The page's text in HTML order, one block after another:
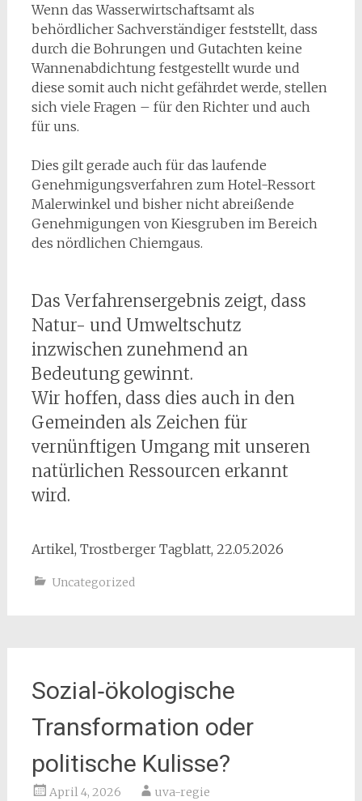
Wenn das Wasserwirtschaftsamt als
behördlicher Sachverständiger feststellt, dass
durch die Bohrungen und Gutachten keine
Wannenabdichtung festgestellt wurde und
diese somit auch nicht gefährdet werde, stellen
sich viele Fragen – für den Richter und auch
für uns.
Dies gilt gerade auch für das laufende
Genehmigungsverfahren zum Hotel-Ressort
Malerwinkel und bisher nicht abreißende
Genehmigungen von Kiesgruben im Bereich
des nördlichen Chiemgaus.
Das Verfahrensergebnis zeigt, dass
Natur- und Umweltschutz
inzwischen zunehmend an
Bedeutung gewinnt.
Wir hoffen, dass dies auch in den
Gemeinden als Zeichen für
vernünftigen Umgang mit unseren
natürlichen Ressourcen erkannt
wird.
Artikel, Trostberger Tagblatt, 22.05.2026
Uncategorized
Sozial‑ökologische
Transformation oder
politische Kulisse?
April 4, 2026 uva-regie